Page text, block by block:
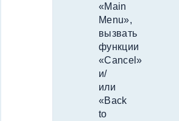
«Main
Menu»,
вызвать
функции
«Cancel»
и/
или
«Back
to